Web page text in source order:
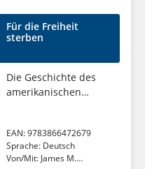
Für die Freiheit
sterben
Die Geschichte des
amerikanischen
EAN:9783866472679
Sprache: Deutsch
Von/Mit: James M.